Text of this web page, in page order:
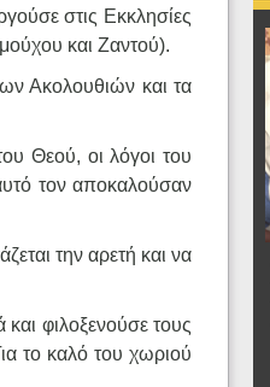
στις Εκκλησίες
και Ζαντού).
Ακολουθιών και τα
Θεού, οι λόγοι του
τον αποκαλούσαν
την αρετή και να
φιλοξενούσε τους
το καλό του χωριού